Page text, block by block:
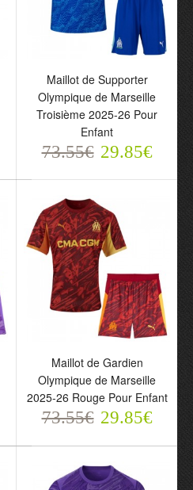
73.55€ 29.85€
Maillot de Supporter
Olympique de Marseille
Troisième 2025-26 Pour
Enfant
73.55€ 29.85€
Maillot de Gardien
Olympique de Marseille
2025-26 Rouge Pour Enfant
73.55€ 29.85€